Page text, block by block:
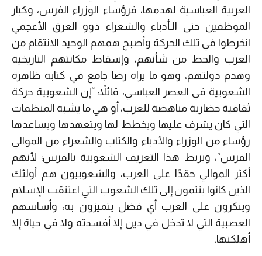
العربية العباسية لهدمها، فرؤساء الوزراء الفرس، وكبار
الموظفين حتى الـأدباء والشعراء ذوو العرق الأعجمي
انخرطوا في تلك الحركة وأصبح همهم الوحيد الانتقام من
العرب والحط من شأنهم، وإسقاط مكانتهم التاريخية
وهدم دولتهم، وهو ما يراه رضا جامع في كتابه ظاهرة
الشعوبية في العصر العباسي، قائلاً: “إن الشعوبية حركة
ثقافية حضارية مناهضة للعرب، أو هي ما يشبه المنظمات
التي كان يشرف عليها ويخطط لها ويتعهدها ويساعدها
رؤساء من الوزراء والأدباء والكتاب والشعراء من الموالي
الفرس”، ويربط هذا التعريف الشعوبية بالفرس؛ لأنهم
أكثر الموالي حقدًا على العرب، والشعوبيون هم أولئك
الذين كانوا ينتمون إلى تلك الشعوب التي اعتنقت الإسلام
وينكرون على العرب أي فضل يتميزون به، وأساسهم
العصبية التي لا تدخل في دين إلا أفسدته ولا في حياة إلا
أهلكتها.